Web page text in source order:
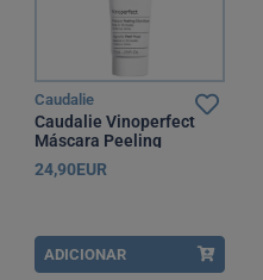
Caudalie
Caudalie Vinoperfect
Máscara Peeling
Glicólica 75 ml
24,90EUR
ADICIONAR